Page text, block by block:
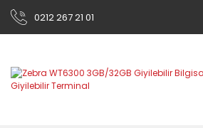
0212 267 21 01